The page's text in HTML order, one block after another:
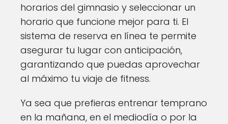
horarios del gimnasio y seleccionar un
horario que funcione mejor para ti. El
sistema de reserva en línea te permite
asegurar tu lugar con anticipación,
garantizando que puedas aprovechar
al máximo tu viaje de fitness.
Ya sea que prefieras entrenar temprano
en la mañana, en el mediodía o por la